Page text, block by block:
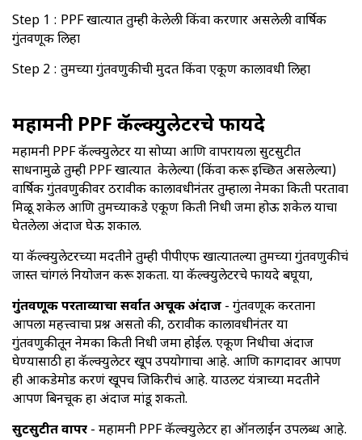
Step 1 : PPF खात्यात तुम्ही केलेली किंवा करणार असलेली वार्षिक
गुंतवणूक लिहा
Step 2 : तुमच्या गुंतवणुकीची मुदत किंवा एकूण कालावधी लिहा
महामनी PPF कॅल्क्युलेटरचे फायदे
महामनी PPF कॅल्क्युलेटर या सोप्या आणि वापरायला सुटसुटीत
साधनामुळे तुम्ही PPF खात्यात केलेल्या (किंवा करू इच्छित असलेल्या)
वार्षिक गुंतवणुकीवर ठरावीक कालावधीनंतर तुम्हाला नेमका किती परतावा
मिळू शकेल आणि तुमच्याकडे एकूण किती निधी जमा होऊ शकेल याचा
घेतलेला अंदाज घेऊ शकाल.
या कॅल्क्युलेटरच्या मदतीने तुम्ही पीपीएफ खात्यातल्या तुमच्या गुंतवणुकीचं
जास्त चांगलं नियोजन करू शकता. या कॅल्क्युलेटरचे फायदे बघूया,
गुंतवणूक परताव्याचा सर्वात अचूक अंदाज - गुंतवणूक करताना
आपला महत्त्वाचा प्रश्न असतो की, ठरावीक कालावधीनंतर या
गुंतवणुकीतून नेमका किती निधी जमा होईल. एकूण निधीचा अंदाज
घेण्यासाठी हा कॅल्क्युलेटर खूप उपयोगाचा आहे. आणि कागदावर आपण
ही आकडेमोड करणं खूपच जिकिरीचं आहे. याउलट यंत्राच्या मदतीने
आपण बिनचूक हा अंदाज मांडू शकतो.
सुटसुटीत वापर - महामनी PPF कॅल्क्युलेटर हा ऑनलाईन उपलब्ध आहे.